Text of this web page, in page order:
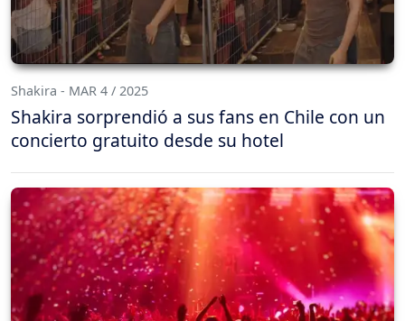
Shakira - MAR 4 / 2025
Shakira sorprendió a sus fans en Chile con un
concierto gratuito desde su hotel